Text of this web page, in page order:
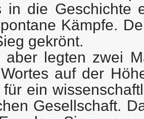
in die Geschichte
Kämpfe.
gekrönt.
aber legten zwei
auf der
ein
Gesellschaft.